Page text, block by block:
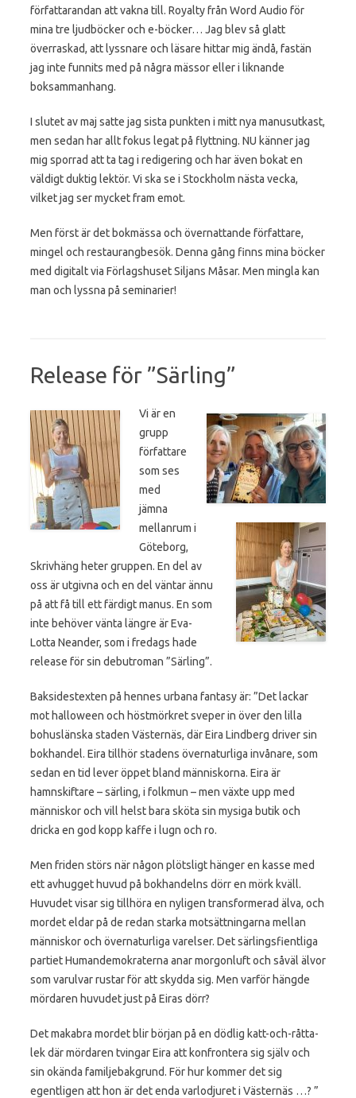
författarandan att vakna till. Royalty från Word Audio för
mina tre ljudböcker och e-böcker… Jag blev så glatt
överraskad, att lyssnare och läsare hittar mig ändå, fastän
jag inte funnits med på några mässor eller i liknande
boksammanhang.
I slutet av maj satte jag sista punkten i mitt nya manusutkast,
men sedan har allt fokus legat på flyttning. NU känner jag
mig sporrad att ta tag i redigering och har även bokat en
väldigt duktig lektör. Vi ska se i Stockholm nästa vecka,
vilket jag ser mycket fram emot.
Men först är det bokmässa och övernattande författare,
mingel och restaurangbesök. Denna gång finns mina böcker
med digitalt via Förlagshuset Siljans Måsar. Men mingla kan
man och lyssna på seminarier!
Release för ”Särling”
Vi är en
grupp
författare
som ses
med
jämna
mellanrum i
Göteborg,
Skrivhäng heter gruppen. En del av
oss är utgivna och en del väntar ännu
på att få till ett färdigt manus. En som
inte behöver vänta längre är Eva-
Lotta Neander, som i fredags hade
release för sin debutroman ”Särling”.
Baksidestexten på hennes urbana fantasy är: ”Det lackar
mot halloween och höstmörkret sveper in över den lilla
bohuslänska staden Västernäs, där Eira Lindberg driver sin
bokhandel. Eira tillhör stadens övernaturliga invånare, som
sedan en tid lever öppet bland människorna. Eira är
hamnskiftare – särling, i folkmun – men växte upp med
människor och vill helst bara sköta sin mysiga butik och
dricka en god kopp kaffe i lugn och ro.
Men friden störs när någon plötsligt hänger en kasse med
ett avhugget huvud på bokhandelns dörr en mörk kväll.
Huvudet visar sig tillhöra en nyligen transformerad älva, och
mordet eldar på de redan starka motsättningarna mellan
människor och övernaturliga varelser. Det särlingsfientliga
partiet Humandemokraterna anar morgonluft och såväl älvor
som varulvar rustar för att skydda sig. Men varför hängde
mördaren huvudet just på Eiras dörr?
Det makabra mordet blir början på en dödlig katt-och-råtta-
lek där mördaren tvingar Eira att konfrontera sig själv och
sin okända familjebakgrund. För hur kommer det sig
egentligen att hon är det enda varlodjuret i Västernäs …? ”